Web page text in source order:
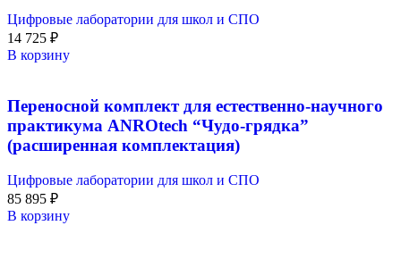
Цифровые лаборатории для школ и СПО
14 725 ₽
В корзину
Переносной комплект для естественно-научного
практикума ANROtech “Чудо-грядка”
(расширенная комплектация)
Цифровые лаборатории для школ и СПО
85 895 ₽
В корзину